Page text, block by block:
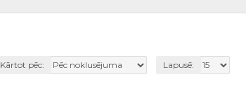
Kārtot pēc: Lapusē: